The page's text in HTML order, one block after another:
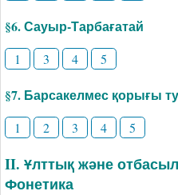
§6. Сауыр-Тарбағатай
1 3 4 5
§7. Барсакелмес қорығы
1 2 3 4 5
II. Ұлттық және
Фонетика